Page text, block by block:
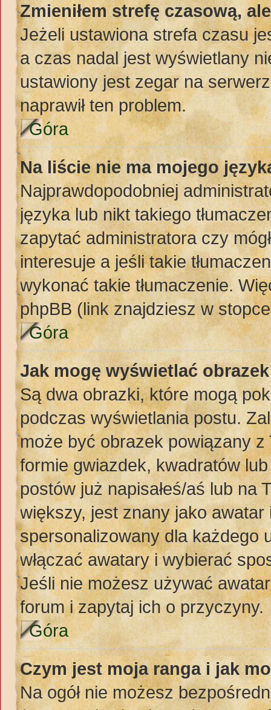
Zmieniłem strefę czasową,
Jeżeli ustawiona strefa czasu
a czas nadal jest wyświetlany
ustawiony jest zegar na
naprawił ten problem.
Góra
Na liście nie ma mojego
Najprawdopodobniej
języka lub nikt takiego
zapytać administratora czy
interesuje a jeśli takie
wykonać takie tłumaczenie.
phpBB (link znajdziesz w
Góra
Jak mogę wyświetlać
Są dwa obrazki, które mogą
podczas wyświetlania postu.
może być obrazek powiązany
formie gwiazdek, kwadratów
postów już napisałeś/aś lub na
większy, jest znany jako
spersonalizowany dla każdego
włączać awatary i wybierać
Jeśli nie możesz używać
forum i zapytaj ich o przyczyny.
Góra
Czym jest moja ranga i jak
Na ogół nie możesz